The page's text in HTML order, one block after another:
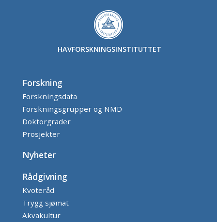
HAVFORSKNINGSINSTITUTTET
Forskning
Forskningsdata
Forskningsgrupper og NMD
Doktorgrader
Prosjekter
Nyheter
Rådgivning
Kvoteråd
Trygg sjømat
Akvakultur